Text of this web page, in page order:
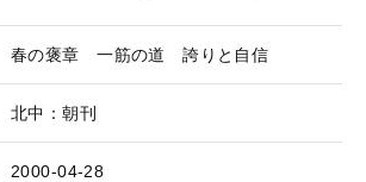
春の褒章 一筋の道 誇りと自信
北中：朝刊
2000-04-28